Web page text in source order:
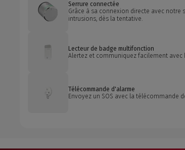
Serrure connectée
Grâce à sa connexion directe avec
intrusions, dès la tentative.
Lecteur de badge multifonction
Alertez et communiquez facilement avec
Télécommande d'alarme
Envoyez un SOS avec la télécommande